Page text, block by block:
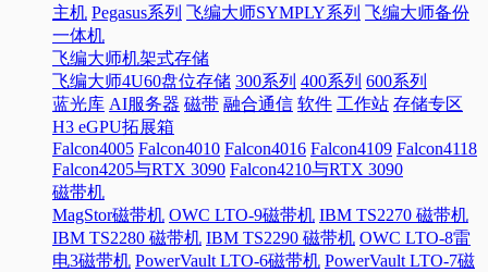
主机 Pegasus系列 飞编大师SYMPLY系列 飞编大师备份
一体机
飞编大师机架式存储
飞编大师4U60盘位存储 300系列 400系列 600系列
蓝光库 AI服务器 磁带 融合通信 软件 工作站 存储专区
H3 eGPU拓展箱
Falcon4005 Falcon4010 Falcon4016 Falcon4109 Falcon4118
Falcon4205与RTX 3090 Falcon4210与RTX 3090
磁带机
MagStor磁带机 OWC LTO-9磁带机 IBM TS2270 磁带机
IBM TS2280 磁带机 IBM TS2290 磁带机 OWC LTO-8雷
电3磁带机 PowerVault LTO-6磁带机 PowerVault LTO-7磁